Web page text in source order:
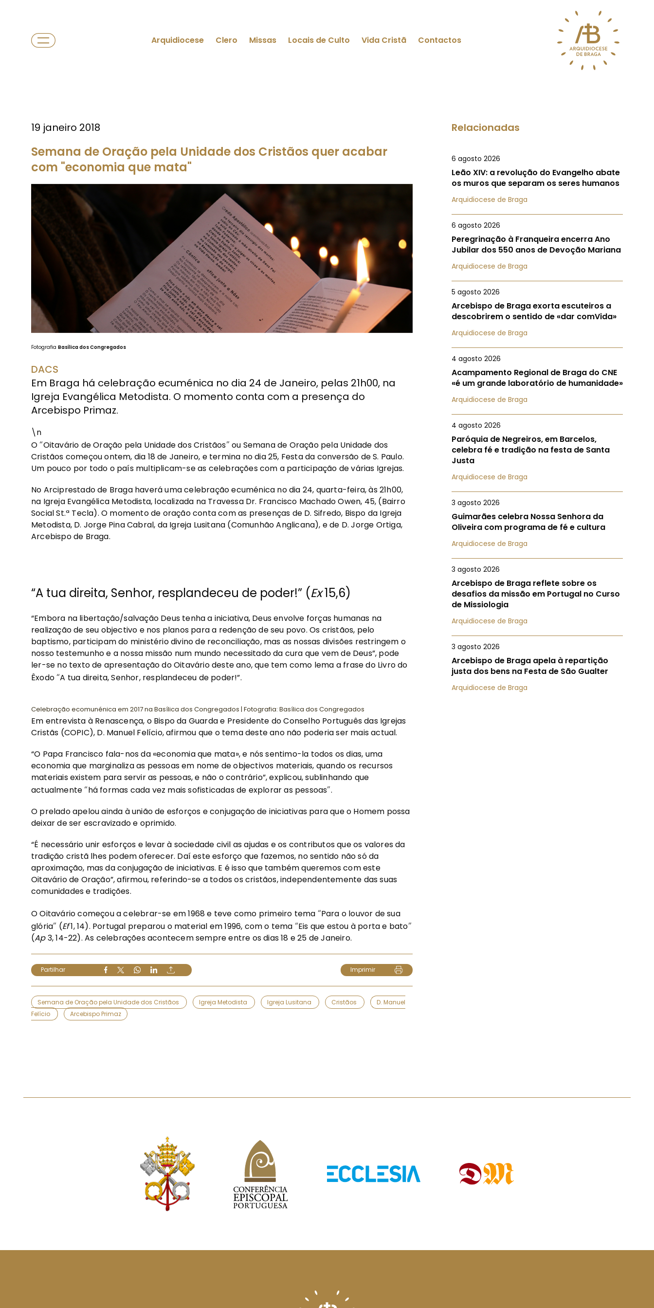
Arquidiocese Clero Missas Locais de Culto Vida Cristã Contactos
19 janeiro 2018
Semana de Oração pela Unidade dos Cristãos quer acabar
com "economia que mata"
Fotografia Basílica dos Congregados
DACS
Em Braga há celebração ecuménica no dia 24 de Janeiro, pelas 21h00, na
Igreja Evangélica Metodista. O momento conta com a presença do
Arcebispo Primaz.
\n
O“Oitavário de Oração pela Unidade dos Cristãos”ou Semana de Oração pela Unidade dos
Cristãos começou ontem, dia 18 de Janeiro, e termina no dia 25, Festa da conversão de S. Paulo.
Um pouco por todo o país multiplicam-se as celebrações com a participação de várias Igrejas.
No Arciprestado de Braga haverá uma celebração ecuménica no dia 24, quarta-feira, às 21h00,
na Igreja Evangélica Metodista, localizada na Travessa Dr. Francisco Machado Owen, 45, (Bairro
Social St.ª Tecla). O momento de oração conta com as presenças de D. Sifredo, Bispo da Igreja
Metodista, D. Jorge Pina Cabral, da Igreja Lusitana (Comunhão Anglicana), e de D. Jorge Ortiga,
Arcebispo de Braga.
“A tua direita, Senhor, resplandeceu de poder!” (Ex15,6)
“Embora na libertação/salvação Deus tenha a iniciativa, Deus envolve forças humanas na
realização de seu objectivo e nos planos para a redenção de seu povo. Os cristãos, pelo
baptismo, participam do ministério divino de reconciliação, mas as nossas divisões restringem o
nosso testemunho e a nossa missão num mundo necessitado da cura que vem de Deus”, pode
ler-se no texto de apresentação do Oitavário deste ano, que tem como lema a frase do Livro do
Êxodo“A tua direita, Senhor, resplandeceu de poder!”.
Celebração ecomunénica em 2017 na Basílica dos Congregados | Fotografia: Basílica dos Congregados
Em entrevista à Renascença, o Bispo da Guarda e Presidente do Conselho Português das Igrejas
Cristãs (COPIC), D. Manuel Felício, afirmou que o tema deste ano não poderia ser mais actual.
“O Papa Francisco fala-nos da «economia que mata», e nós sentimo-la todos os dias, uma
economia que marginaliza as pessoas em nome de objectivos materiais, quando os recursos
materiais existem para servir as pessoas, e não o contrário”, explicou, sublinhando que
actualmente“há formas cada vez mais sofisticadas de explorar as pessoas”.
O prelado apelou ainda à união de esforços e conjugação de iniciativas para que o Homem possa
deixar de ser escravizado e oprimido.
“É necessário unir esforços e levar à sociedade civil as ajudas e os contributos que os valores da
tradição cristã lhes podem oferecer. Daí este esforço que fazemos, no sentido não só da
aproximação, mas da conjugação de iniciativas. E é isso que também queremos com este
Oitavário de Oração”, afirmou, referindo-se a todos os cristãos, independentemente das suas
comunidades e tradições.
O Oitavário começou a celebrar-se em 1968 e teve como primeiro tema “Para o louvor de sua
glória” (Ef1, 14). Portugal preparou o material em 1996, com o tema “Eis que estou à porta e bato”
(Ap3, 14-22). As celebrações acontecem sempre entre os dias 18 e 25 de Janeiro.
Partilhar Imprimir
Semana de Oração pela Unidade dos Cristãos Igreja Metodista Igreja Lusitana Cristãos
D. Manuel
Felício
Arcebispo Primaz
Relacionadas
6 agosto 2026
Leão XIV: a revolução do Evangelho abate
os muros que separam os seres humanos
Arquidiocese de Braga
6 agosto 2026
Peregrinação à Franqueira encerra Ano
Jubilar dos 550 anos de Devoção Mariana
Arquidiocese de Braga
5 agosto 2026
Arcebispo de Braga exorta escuteiros a
descobrirem o sentido de «dar comVida»
Arquidiocese de Braga
4 agosto 2026
Acampamento Regional de Braga do CNE
«é um grande laboratório de humanidade»
Arquidiocese de Braga
4 agosto 2026
Paróquia de Negreiros, em Barcelos,
celebra fé e tradição na festa de Santa
Justa
Arquidiocese de Braga
3 agosto 2026
Guimarães celebra Nossa Senhora da
Oliveira com programa de fé e cultura
Arquidiocese de Braga
3 agosto 2026
Arcebispo de Braga reflete sobre os
desafios da missão em Portugal no Curso
de Missiologia
Arquidiocese de Braga
3 agosto 2026
Arcebispo de Braga apela à repartição
justa dos bens na Festa de São Gualter
Arquidiocese de Braga